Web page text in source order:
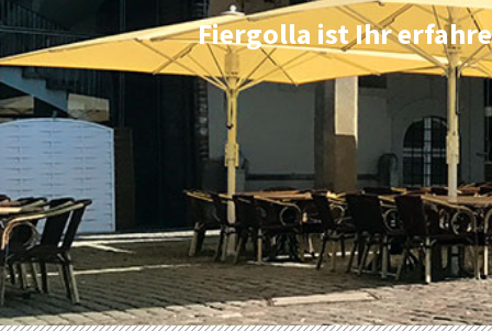
Fiergolla ist Ihr